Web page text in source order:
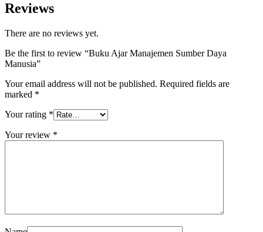
Reviews
There are no reviews yet.
Be the first to review “Buku Ajar Manajemen Sumber Daya
Manusia”
Your email address will not be published. Required fields are
marked *
Your rating *
Your review *